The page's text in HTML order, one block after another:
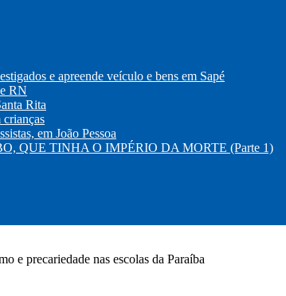
e apreende veículo e bens em Sapé
RN
Rita
crianças
em João Pessoa
QUE TINHA O IMPÉRIO DA MORTE (Parte 1)
e precariedade nas escolas da Paraíba